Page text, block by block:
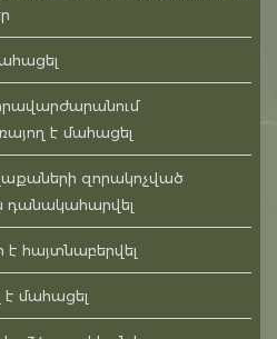
է մահացել
զորակոչված
դանակահարվել
է հայտնաբերվել
մահացել